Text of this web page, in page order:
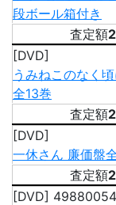
段ボール箱付き
うみねこのなく
全13巻
一休さん 廉価盤
[DVD]